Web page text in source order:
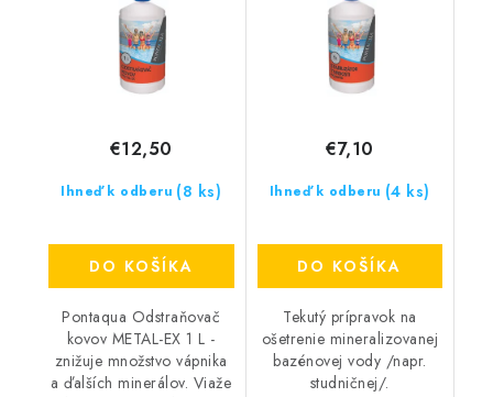
Ihneď k odberu (8 ks)
€12,50
DO KOŠÍKA
Pontaqua Odstraňovač
kovov METAL-EX 1 L -
znižuje množstvo vápnika
a ďalších minerálov. Viaže
Ihneď k odberu (4 ks)
€7,10
DO KOŠÍKA
Tekutý prípravok na
ošetrenie mineralizovanej
bazénovej vody /napr.
studničnej/.